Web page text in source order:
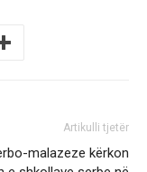
Artikulli tjetër
malazeze kërkon